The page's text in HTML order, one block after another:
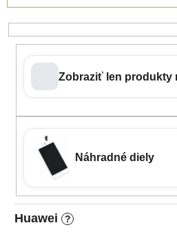
Zobraziť len produkty
Náhradné diely
Huawei ?